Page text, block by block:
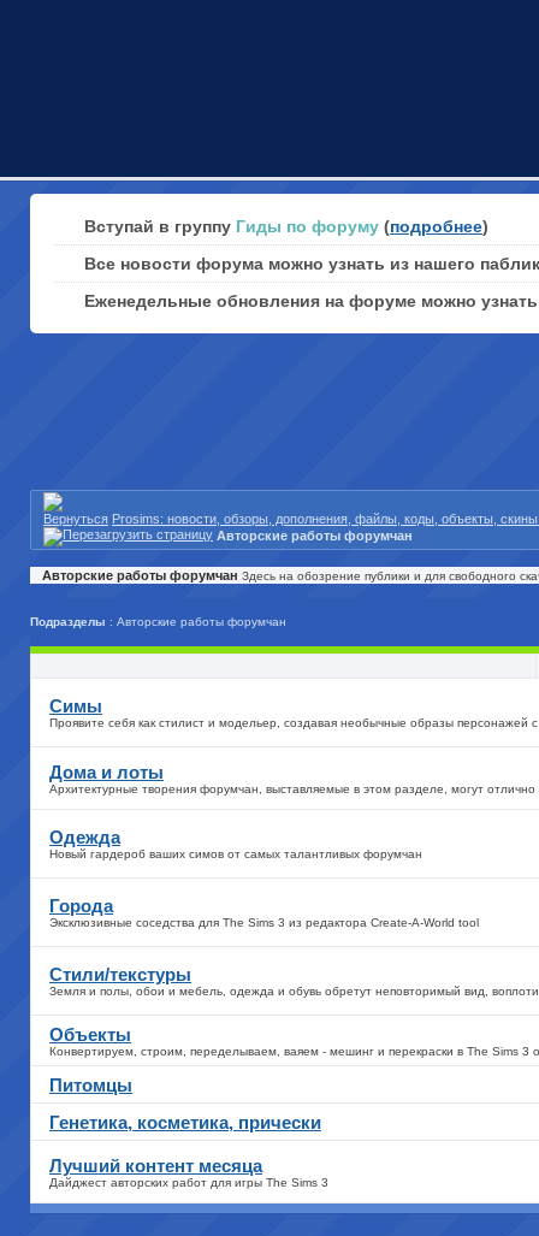
Вступай в группу Гиды по форуму (подробнее)
Все новости форума можно узнать из нашего
Еженедельные обновления на форуме можно
Prosims: новости, обзоры, дополнения, файлы, коды, объекты,
Авторские работы форумчан
Авторские работы форумчан Здесь на обозрение публики и для свободного
Подразделы : Авторские работы форумчан
Симы
Проявите себя как стилист и модельер, создавая необычные образы персонажей
Дома и лоты
Архитектурные творения форумчан, выставляемые в этом разделе, могут отлично
Одежда
Новый гардероб ваших симов от самых талантливых форумчан
Города
Эксклюзивные соседства для The Sims 3 из редактора Create-A-World tool
Стили/текстуры
Земля и полы, обои и мебель, одежда и обувь обретут неповторимый вид,
Объекты
Конвертируем, строим, переделываем, ваяем - мешинг и перекраски в The Sims 3
Питомцы
Генетика, косметика, прически
Лучший контент месяца
Дайджест авторских работ для игры The Sims 3